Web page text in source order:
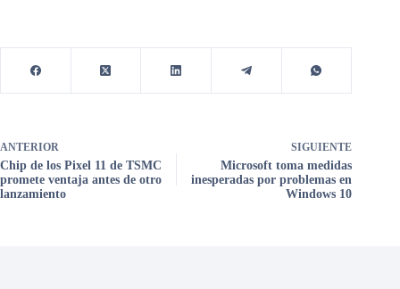
ANTERIOR
Chip de los Pixel 11 de TSMC
promete ventaja antes de otro
lanzamiento
SIGUIENTE
Microsoft toma medidas
inesperadas por problemas en
Windows 10